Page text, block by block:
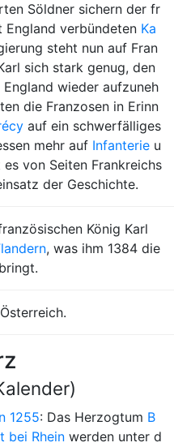
Söldner sichern der fr
England verbündeten Ka
steht nun auf Fran
sich stark genug, den
England wieder aufzuneh
die Franzosen in Erinn
auf ein schwerfälliges
mehr auf Infanterie u
von Seiten Frankreichs
der Geschichte.
König Karl
, was ihm 1384 die
1255: Das Herzogtum B
bei Rhein werden unter d